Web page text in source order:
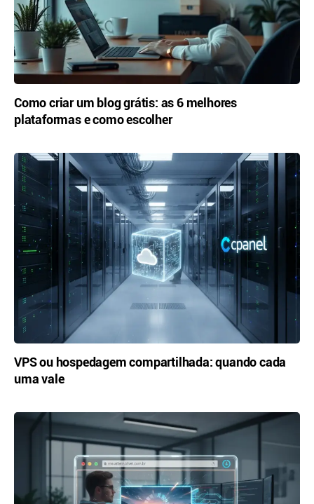
Como criar um blog grátis: as 6 melhores
plataformas e como escolher
VPS ou hospedagem compartilhada: quando cada
uma vale